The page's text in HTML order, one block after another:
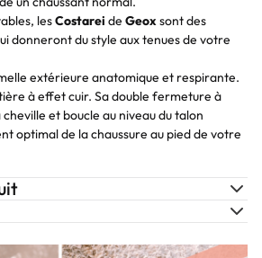
lesCostarei de Geoxsont des
donneront du style aux tenues de votre
extérieure anatomique et respirante.
à effet cuir. Sa double fermeture à
et boucle au niveau du talon
optimal de la chaussure au pied de votre